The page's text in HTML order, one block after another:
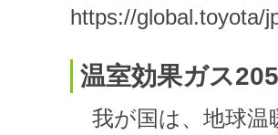
https://global.toyota/
温室効果ガス
我が国は、地球温